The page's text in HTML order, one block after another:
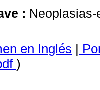
:
en Inglés
)